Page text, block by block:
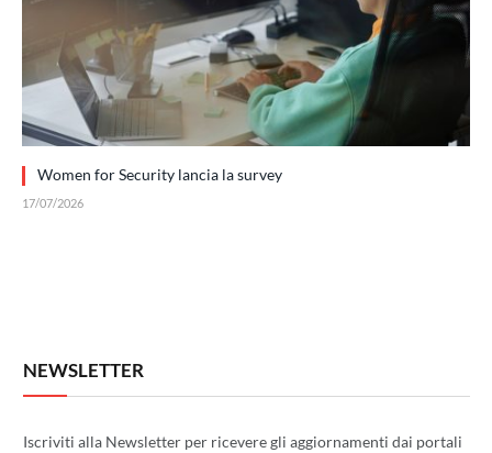
Women for Security lancia la survey
17/07/2026
NEWSLETTER
Iscriviti alla Newsletter per ricevere gli aggiornamenti dai portali